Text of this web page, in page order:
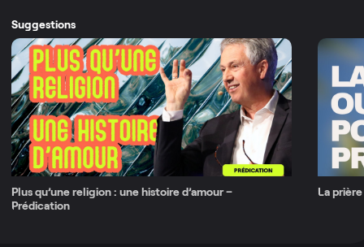
Suggestions
Plus qu’une religion : une histoire d’amour –
Prédication
La